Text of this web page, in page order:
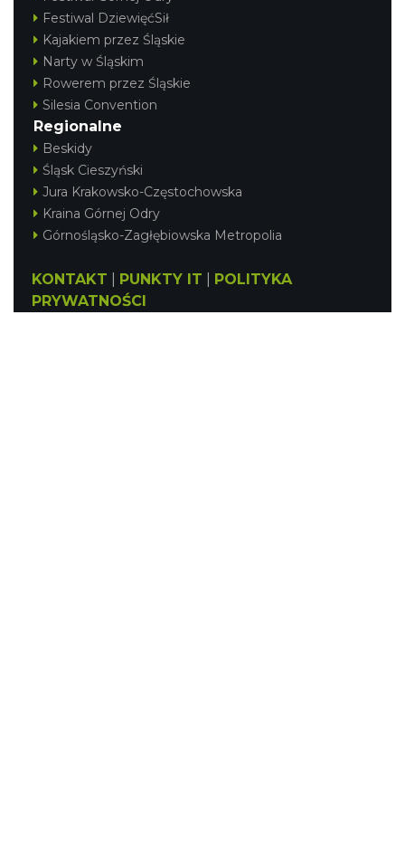
Festiwal DziewięćSił
Kajakiem przez Śląskie
Narty w Śląskim
Rowerem przez Śląskie
Silesia Convention
Regionalne
Beskidy
Śląsk Cieszyński
Jura Krakowsko-Częstochowska
Kraina Górnej Odry
Górnośląsko-Zagłębiowska Metropolia
KONTAKT PUNKTY IT
POLITYKA
PRYWATNOŚCI